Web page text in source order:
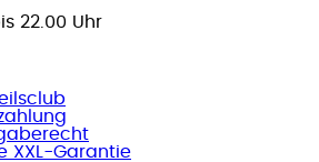
22.00 Uhr
XXL-Garantie